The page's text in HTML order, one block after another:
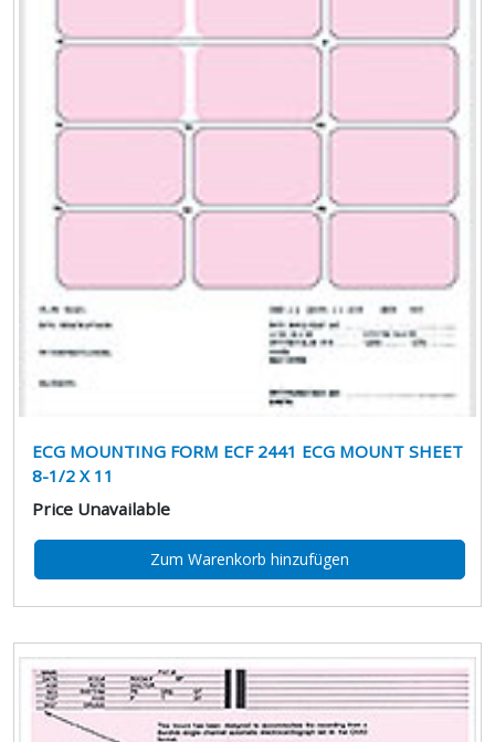
ECG MOUNTING FORM ECF 2441 ECG MOUNT SHEET
8-1/2 X 11
Price Unavailable
Zum Warenkorb hinzufügen